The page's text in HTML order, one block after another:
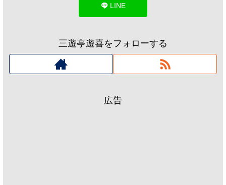
LINE
三遊亭遊喜をフォローする
広告